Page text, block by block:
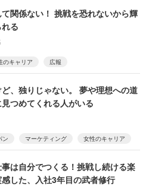
関係ない！ 挑戦を恐れないから輝
る
のキャリア 広報
、独りじゃない。 夢や理想への道
つめてくれる人がいる
ン マーケティング 女性のキャリア
事は自分でつくる！挑戦し続ける楽
感した、入社3年目の武者修行